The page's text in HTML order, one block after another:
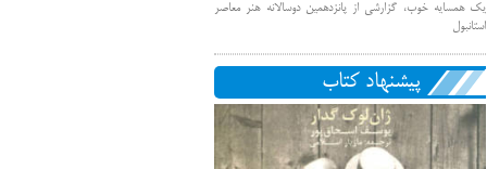
یک همسایه خوب، گزارشی از پانزدهمین دوسالانه هنر معاصر
استانبول
پیشنهاد کتاب